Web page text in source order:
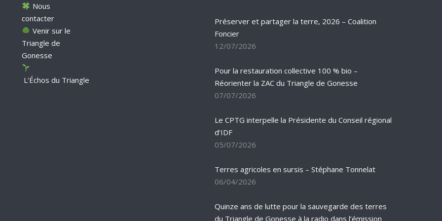
Nous
contacter
Venir sur le
Triangle de
Gonesse
L'Échos du Triangle
Préserver et partager la terre, 2026 – Coalition
Foncier
12/07/2026
Pour la restauration collective 100 % bio –
Réorienter la ZAC du Triangle de Gonesse
07/07/2026
Le CPTG interpelle la Présidente du Conseil régional
d’IDF
05/07/2026
Terres agricoles en sursis – Stéphane Tonnelat
06/04/2026
Quinze ans de lutte pour la sauvegarde des terres
du Triangle de Gonesse à la radio dans l’émission